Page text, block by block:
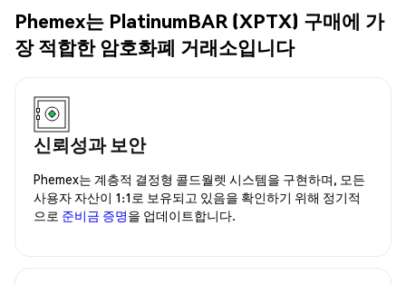
Phemex는 PlatinumBAR (XPTX) 구매에 가
장 적합한 암호화폐 거래소입니다
신뢰성과 보안
Phemex는 계층적 결정형 콜드월렛 시스템을 구현하며, 모든
사용자 자산이 1:1로 보유되고 있음을 확인하기 위해 정기적
으로 준비금 증명을 업데이트합니다.